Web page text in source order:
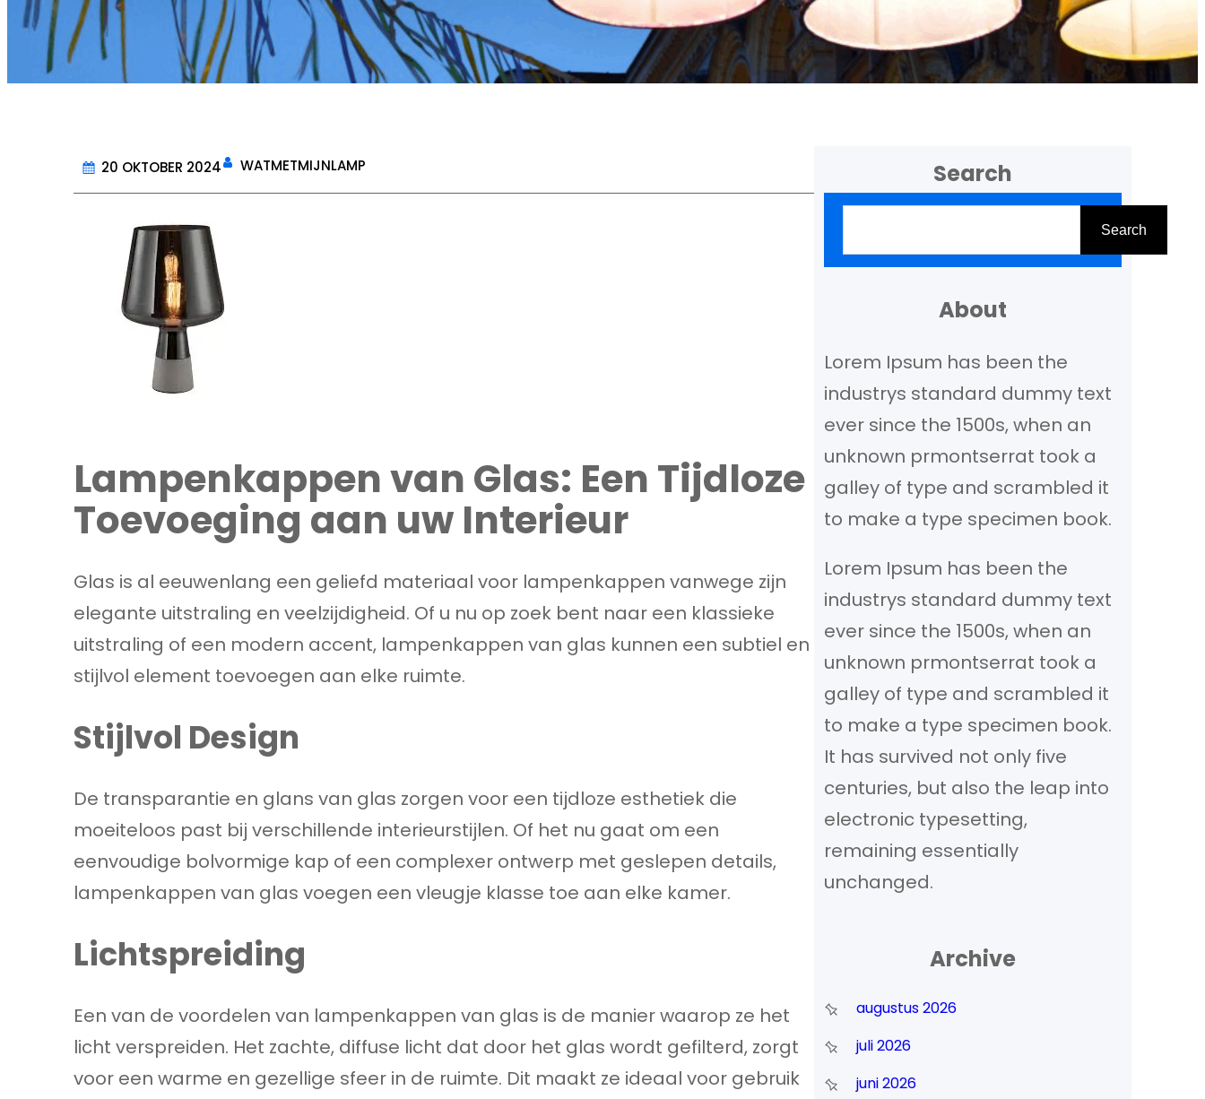
20 OKTOBER 2024 WATMETMIJNLAMP
Lampenkappen van Glas: Een Tijdloze
Toevoeging aan uw Interieur
Glas is al eeuwenlang een geliefd materiaal voor lampenkappen vanwege zijn
elegante uitstraling en veelzijdigheid. Of u nu op zoek bent naar een klassieke
uitstraling of een modern accent, lampenkappen van glas kunnen een subtiel en
stijlvol element toevoegen aan elke ruimte.
Stijlvol Design
De transparantie en glans van glas zorgen voor een tijdloze esthetiek die
moeiteloos past bij verschillende interieurstijlen. Of het nu gaat om een
eenvoudige bolvormige kap of een complexer ontwerp met geslepen details,
lampenkappen van glas voegen een vleugje klasse toe aan elke kamer.
Lichtspreiding
Een van de voordelen van lampenkappen van glas is de manier waarop ze het
licht verspreiden. Het zachte, diffuse licht dat door het glas wordt gefilterd, zorgt
voor een warme en gezellige sfeer in de ruimte. Dit maakt ze ideaal voor gebruik
Search
e
n
Search
About
Lorem Ipsum has been the
industrys standard dummy text
ever since the 1500s, when an
unknown prmontserrat took a
galley of type and scrambled it
to make a type specimen book.
Lorem Ipsum has been the
industrys standard dummy text
ever since the 1500s, when an
unknown prmontserrat took a
galley of type and scrambled it
to make a type specimen book.
It has survived not only five
centuries, but also the leap into
electronic typesetting,
remaining essentially
unchanged.
Archive
augustus 2026
juli 2026
juni 2026